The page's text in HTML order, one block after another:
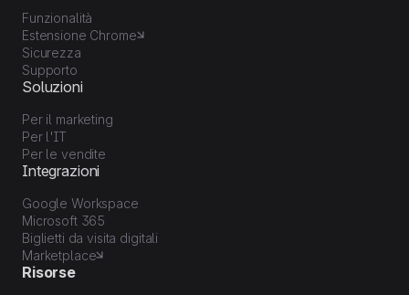
Funzionalità
Estensione Chrome
Sicurezza
Supporto
Soluzioni
Per il marketing
Per l'IT
Per le vendite
Integrazioni
Google Workspace
Microsoft 365
Biglietti da visita digitali
Marketplace
Risorse